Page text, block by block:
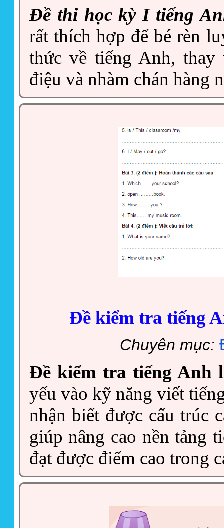
Đề thi học kỳ I tiếng
rất thích hợp để bé rèn
thức về tiếng Anh,
điệu và nhàm chán hàng
Đề kiểm tra tiếng
Chuyên mục:
Đề kiểm tra tiếng Anh
yếu vào kỹ năng viết
nhận biết được cấu trúc
giúp nâng cao nền tảng
đạt được điểm cao trong